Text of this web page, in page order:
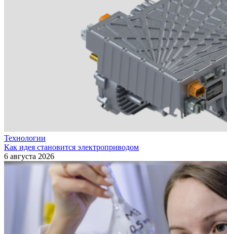
Технологии
Как идея становится электроприводом
6 августа 2026